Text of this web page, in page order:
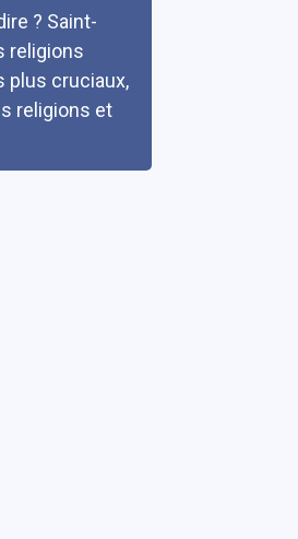
? Saint-
religions
plus cruciaux,
religions et